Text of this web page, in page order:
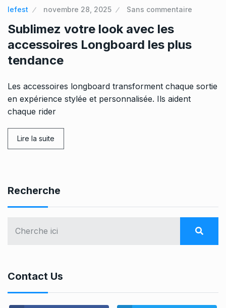
lefest novembre 28, 2025 Sans commentaire
Sublimez votre look avec les
accessoires Longboard les plus
tendance
Les accessoires longboard transforment chaque sortie
en expérience stylée et personnalisée. Ils aident
chaque rider
Lire la suite
Recherche
Contact Us